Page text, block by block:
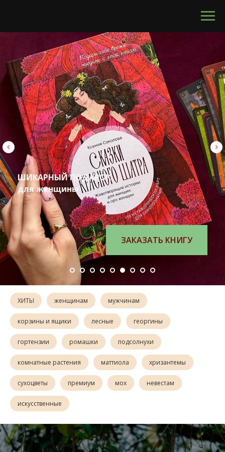
БУКЕТ НЕВЕСТЫ
стильный и неповторимый
ВЫБРАТЬ БУКЕТ
ХИТЫ женщинам мужчинам
корзины и ящики лесные георгины
гортензии ромашки подсолнухи
комнатные растения маттиола хризантемы
сухоцветы премиум мох невестам
искусственные